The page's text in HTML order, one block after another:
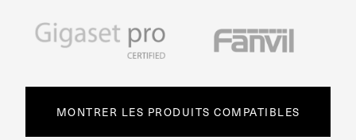
MONTRER LES PRODUITS COMPATIBLES